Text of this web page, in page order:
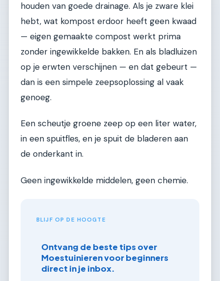
houden van goede drainage. Als je zware klei
hebt, wat kompost erdoor heeft geen kwaad
— eigen gemaakte compost werkt prima
zonder ingewikkelde bakken. En als bladluizen
op je erwten verschijnen — en dat gebeurt —
dan is een simpele zeepsoplossing al vaak
genoeg.
Een scheutje groene zeep op een liter water,
in een spuitfles, en je spuit de bladeren aan
de onderkant in.
Geen ingewikkelde middelen, geen chemie.
BLIJF OP DE HOOGTE
Ontvang de beste tips over
Moestuinieren voor beginners
direct in je inbox.